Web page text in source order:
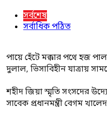
সর্বশেষ
সর্বাধিক পঠিত
পায়ে হেঁটে মক্কার পথে হজ
দুলাল, ভিসাবিহীন যাত্রায়
শহীদ জিয়া স্মৃতি সংসদের
সাবেক প্রধানমন্ত্রী বেগম